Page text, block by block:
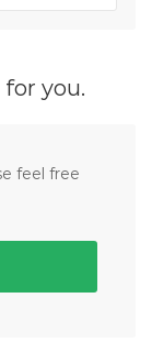
for you.
feel free